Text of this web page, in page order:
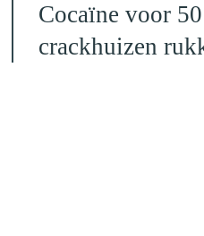
Cocaïne voor
crackhuizen